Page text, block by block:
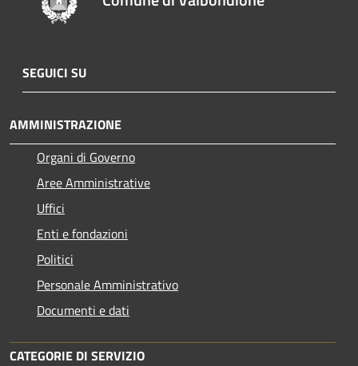
SEGUICI SU
AMMINISTRAZIONE
Organi di Governo
Aree Amministrative
Uffici
Enti e fondazioni
Politici
Personale Amministrativo
Documenti e dati
CATEGORIE DI SERVIZIO